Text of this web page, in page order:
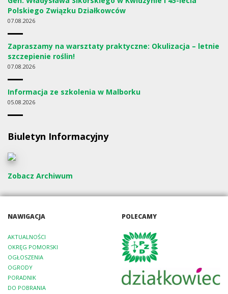
Polskiego Związku Działkowców
07 08.2026
Zapraszamy na warsztaty praktyczne: Okulizacja – letnie
szczepienie roślin!
07 08.2026
Informacja ze szkolenia w Malborku
05 08.2026
Biuletyn Informacyjny
Zobacz Archiwum
NAWIGACJA
AKTUALNOŚCI
OKRĘG POMORSKI
OGŁOSZENIA
OGRODY
PORADNIK
DO POBRANIA
POLECAMY